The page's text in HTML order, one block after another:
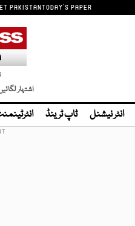
PAKISTANTODAY'S PAPER
اشتہار
انٹر نیشنل ٹاپ ٹرینڈ